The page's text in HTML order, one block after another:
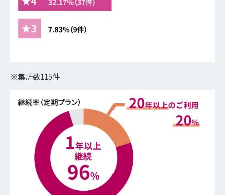
※集計数115件